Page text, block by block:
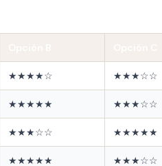
★★★★☆ ★★★☆☆
★★★★★ ★★★☆☆
★★★☆☆ ★★★★★
★★★★★ ★★★☆☆